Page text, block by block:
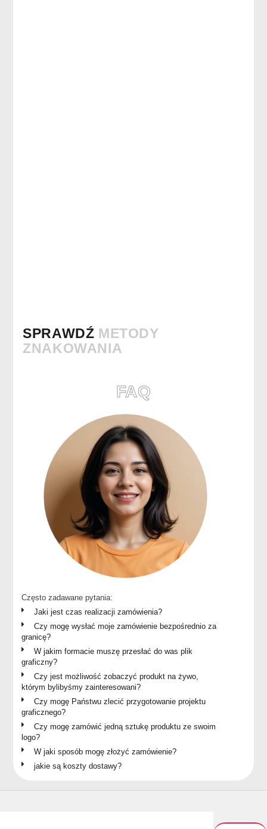
SPRAWDŹ METODY
ZNAKOWANIA
FAQ
Często zadawane pytania:
Jaki jest czas realizacji zamówienia?
Czy mogę wysłać moje zamówienie bezpośrednio za
granicę?
W jakim formacie muszę przesłać do was plik
graficzny?
Czy jest możliwość zobaczyć produkt na żywo,
którym bylibyśmy zainteresowani?
Czy mogę Państwu zlecić przygotowanie projektu
graficznego?
Czy mogę zamówić jedną sztukę produktu ze swoim
logo?
W jaki sposób mogę złożyć zamówienie?
jakie są koszty dostawy?